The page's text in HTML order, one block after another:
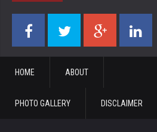
HOME ABOUT
PHOTO GALLERY DISCLAIMER